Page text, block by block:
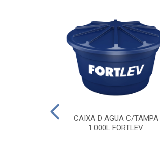
CAIXA D AGUA C/TAMPA
1.000L FORTLEV